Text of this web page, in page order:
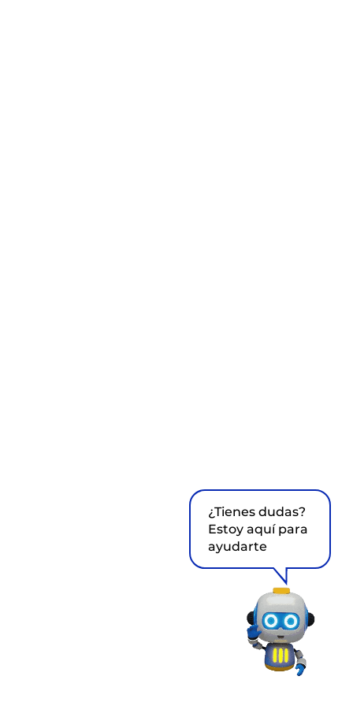
¿Tienes dudas?
Estoy aquí para
ayudarte